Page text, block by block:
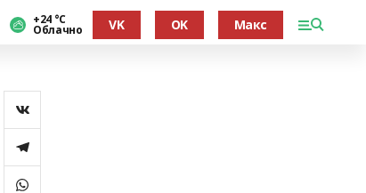
+24 °С
Облачно VK OK Макс